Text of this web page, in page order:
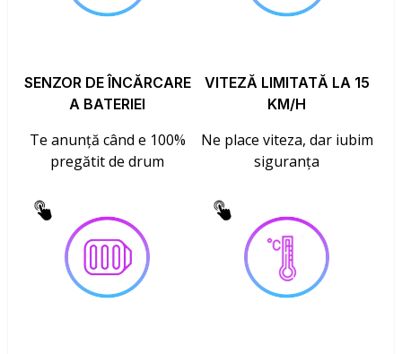
SENZOR DE ÎNCĂRCARE
A BATERIEI
Te anunță când e 100%
pregătit de drum
VITEZĂ LIMITATĂ LA 15
KM/H
Ne place viteza, dar iubim
siguranța